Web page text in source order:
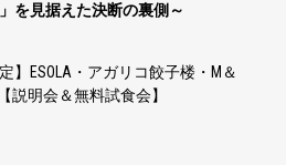
を見据えた決断の裏側～
】ESOLA・アガリコ餃子楼・M＆
【説明会＆無料試食会】